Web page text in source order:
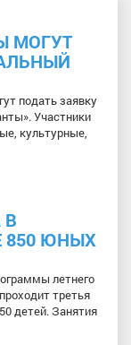
МОГУТ
подать заявку
Участники
культурные,
В
ЮНЫХ
летнего
третья
детей. Занятия